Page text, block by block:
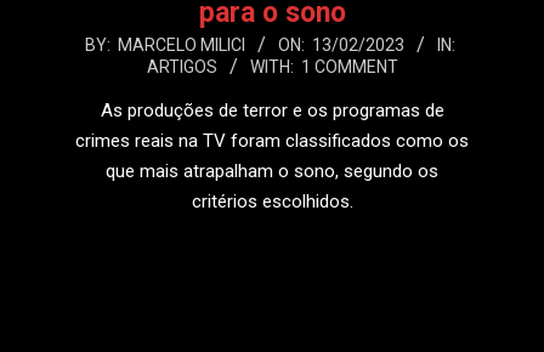
para o sono
2023-
BY: MARCELO MILICI ON: 13/02/2023
IN:
ARTIGOS
WITH: 1 COMMENT
As produções de terror e os programas de
crimes reais na TV foram classificados como os
que mais atrapalham o sono, segundo os
critérios escolhidos.